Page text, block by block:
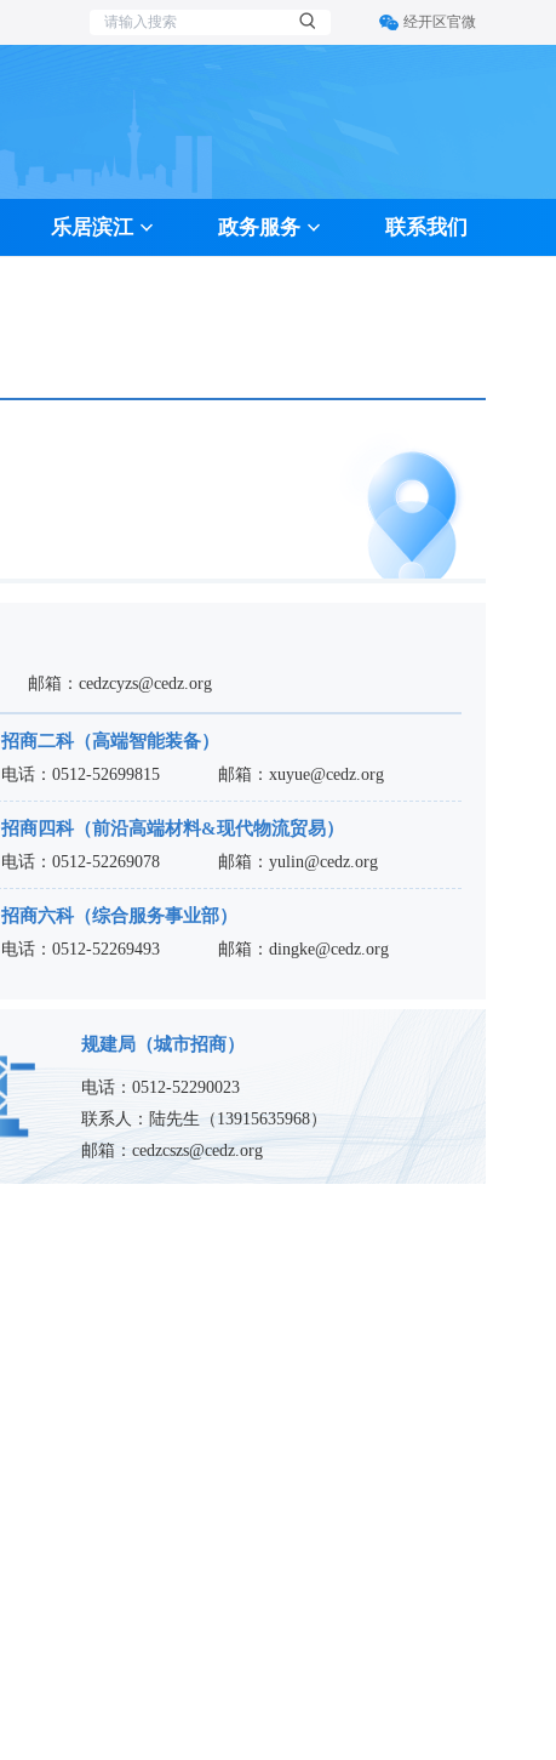
经开区官微
乐居滨江 政务服务 联系我们
邮箱： cedzcyzs@cedz.org
招商二科（高端智能装备）
电话： 0512-52699815 邮箱： xuyue@cedz.org
招商四科（前沿高端材料&现代物流贸易）
电话： 0512-52269078 邮箱： yulin@cedz.org
招商六科（综合服务事业部）
电话： 0512-52269493 邮箱： dingke@cedz.org
规建局（城市招商）
电话： 0512-52290023
联系人：陆先生（ 13915635968）
邮箱： cedzcszs@cedz.org